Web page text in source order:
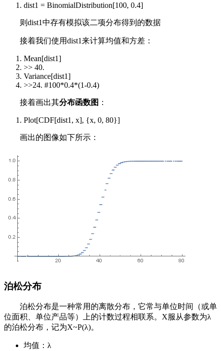
dist1 = BinomialDistribution[100, 0.4]
则dist1中存有模拟该二项分布得到的数据
接着我们使用dist1来计算均值和方差：
Mean[dist1]
>> 40.
Variance[dist1]
>>24. #100*0.4*(1-0.4)
接着画出其分布函数图 ：
Plot[CDF[dist1, x], {x, 0, 80}]
画出的图像如下所示：
泊松分布
泊松分布是一种常用的离散分布，它常与单位时间（或单
位面积、单位产品等）上的计数过程相联系。X服从参数为λ
的泊松分布，记为X~P(λ)。
均值：λ